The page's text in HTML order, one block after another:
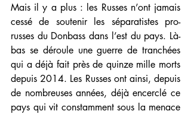
Mais il y a plus : les Russes n’ont jamais
cessé de soutenir les séparatistes pro-
russes du Donbass dans l’est du pays. Là-
bas se déroule une guerre de tranchées
qui a déjà fait près de quinze mille morts
depuis 2014. Les Russes ont ainsi, depuis
de nombreuses années, déjà encerclé ce
pays qui vit constamment sous la menace